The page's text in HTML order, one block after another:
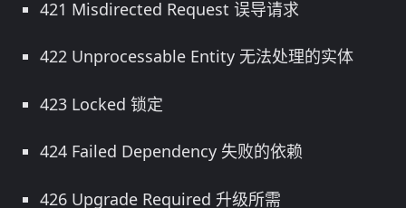
421 Misdirected Request 误导请求
422 Unprocessable Entity 无法处理的实体
423 Locked 锁定
424 Failed Dependency 失败的依赖
426 Upgrade Required 升级所需